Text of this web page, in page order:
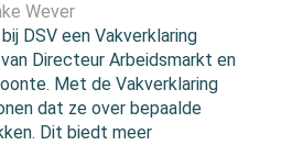
Wever
DSV een Vakverklaring
Directeur Arbeidsmarkt en
Met de Vakverklaring
dat ze over bepaalde
Dit biedt meer